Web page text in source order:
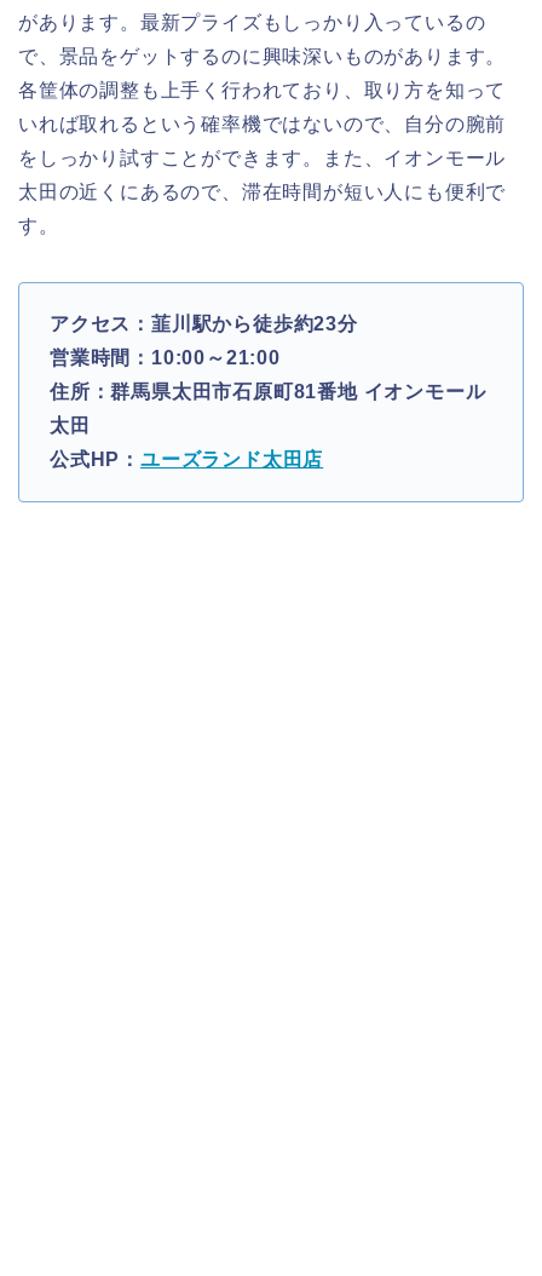
があります。最新プライズもしっかり入っているの
で、景品をゲットするのに興味深いものがあります。
各筐体の調整も上手く行われており、取り方を知って
いれば取れるという確率機ではないので、自分の腕前
をしっかり試すことができます。また、イオンモール
太田の近くにあるので、滞在時間が短い人にも便利で
す。
アクセス：韮川駅から徒歩約23分
営業時間：10:00～21:00
住所：群馬県太田市石原町81番地 イオンモール
太田
公式HP： ユーズランド太田店